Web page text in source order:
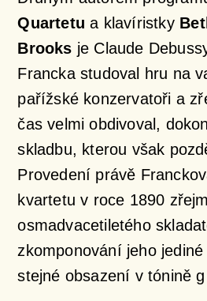
Quartetu a klavíristky
Brooks je Claude
Francka studoval hru na
pařížské konzervatoři a
čas velmi obdivoval,
skladbu, kterou však
Provedení právě
kvartetu v roce 1890
osmadvacetiletého
zkomponování jeho
stejné obsazení v tónině